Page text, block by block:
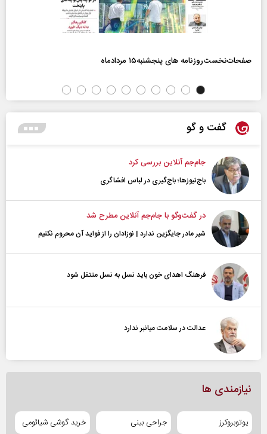
صفحات‌نخست‌روزنامه ها‌ی پنجشنبه‌۱۵ مردادماه
گفت و گو
جام‌جم آنلاین بررسی کرد
باج‌نیوزها؛ باج‌گیری در لباس افشاگری
در گفت‌و‌گو با جام‌جم آنلاین مطرح شد
شیر مادر جایگزین ندارد | نوزادان را از فواید آن محروم نکنیم
فرهنگ اهدای خون باید نسل به نسل منتقل شود
عدالت در سلامت میانبر ندارد
نیازمندی ها
یوتوبروکرز جراحی بینی خرید گوشی شیائومی